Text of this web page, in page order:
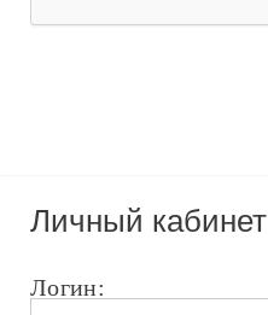
Личный кабинет
Логин: